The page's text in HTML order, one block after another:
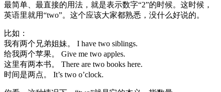
最简单、最直接的用法，就是表示数字“2”的时候。这时候，
英语里就用“two”。这个应该大家都熟悉，没什么好说的。
比如：
我有两个兄弟姐妹。 I have two siblings.
给我两个苹果。 Give me two apples.
这里有两本书。 There are two books here.
时间是两点。 It’s two o’clock.